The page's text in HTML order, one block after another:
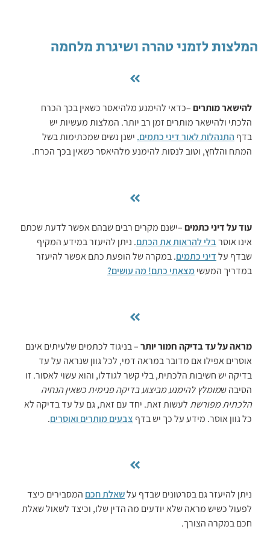
המלצות לזמני טהרה ושיגרת מלחמה
להישאר מותרים–כדאי להימנע מלהיאסר כשאין בכך הכרח
הלכתי ולהישאר מותרים זמן רב יותר. המלצות מעשיות יש
בדף התנהלות לאור ‏דיני כתמים.‏ ישנן נשים שמכתימות בשל
המתח והלחץ, וטוב לנסות להימנע מלהיאסר כשאין בכך הכרח.
עוד על דיני כתמים–ישנם מקרים רבים שבהם אפשר לדעת שכתם
אינו אוסרבלי להראות את הכתם. ניתן להיעזר במידע המקיף
שבדף עלדיני כתמים.‏ במקרה של הופעת כתם אפשר להיעזר
במדריך המעשימצאתי כתם! מה עושים?
מראה על עד בדיקה חמור יותר– בניגוד לכתמים שלעיתים אינם
אוסרים אפילו אם מדובר במראה דמי, לכל גוון שנראה על עד
בדיקה יש חשיבות הלכתית, בלי קשר לגודלו, והוא עשוי לאסור. זו
הסיבה שמומלץ להימנע מביצוע בדיקה פנימית כשאין הנחיה
הלכתית מפורשתלעשות זאת. יחד עם זאת, גם על עד בדיקה לא
כל גוון ‏אוסר. מידע על כך יש בדף צבעים מותרים ואוסרים.
ניתן להיעזר גם בסרטונים שבדף עלשאלת חכם המסבירים כיצד
לפעול כשיש מראה שלא יודעים מה הדין שלו, וכיצד לשאול שאלת
חכם במקרה הצורך.